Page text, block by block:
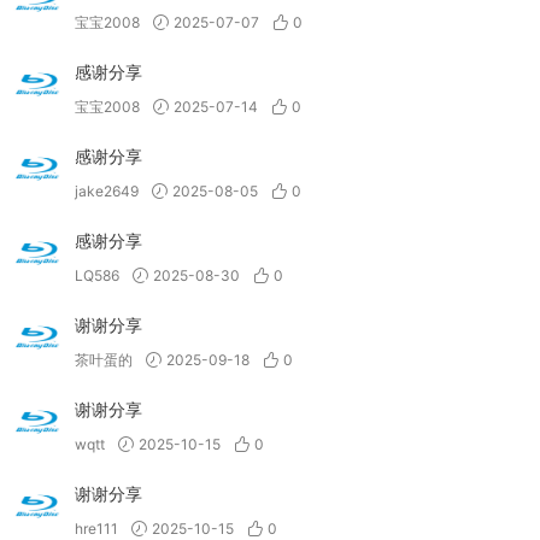
宝宝2008 2025-07-07 0
感谢分享
宝宝2008 2025-07-14 0
感谢分享
jake2649 2025-08-05 0
感谢分享
LQ586 2025-08-30 0
谢谢分享
茶叶蛋的 2025-09-18 0
谢谢分享
wqtt 2025-10-15 0
谢谢分享
hre111 2025-10-15 0